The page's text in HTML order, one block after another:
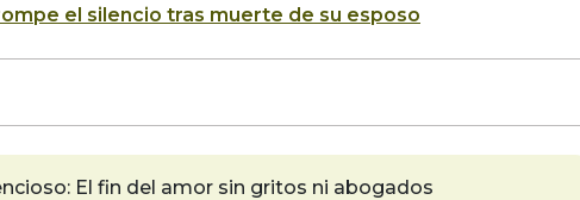
el silencio tras muerte de su esposo
El fin del amor sin gritos ni abogados